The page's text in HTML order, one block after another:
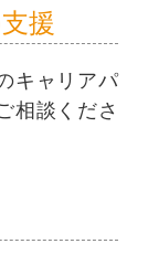
援
キャリアパ
相談くださ